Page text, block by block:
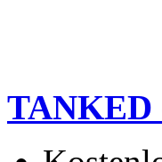
TANKED